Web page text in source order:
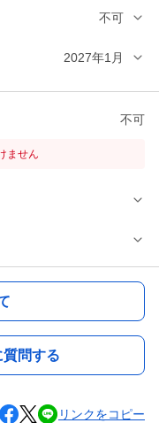
不可
2027年1月
不可
ません
問する
リンクをコピー